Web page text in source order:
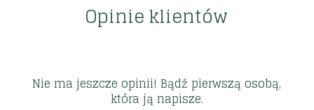
Opinie klientów
Nie ma jeszcze opinii! Bądź pierwszą osobą,
która ją napisze.